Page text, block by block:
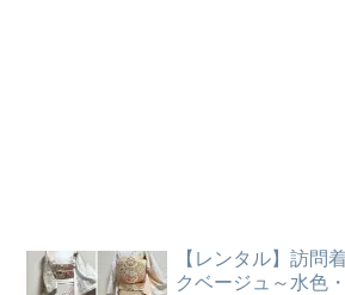
【レンタル】訪問
クベージュ～水色